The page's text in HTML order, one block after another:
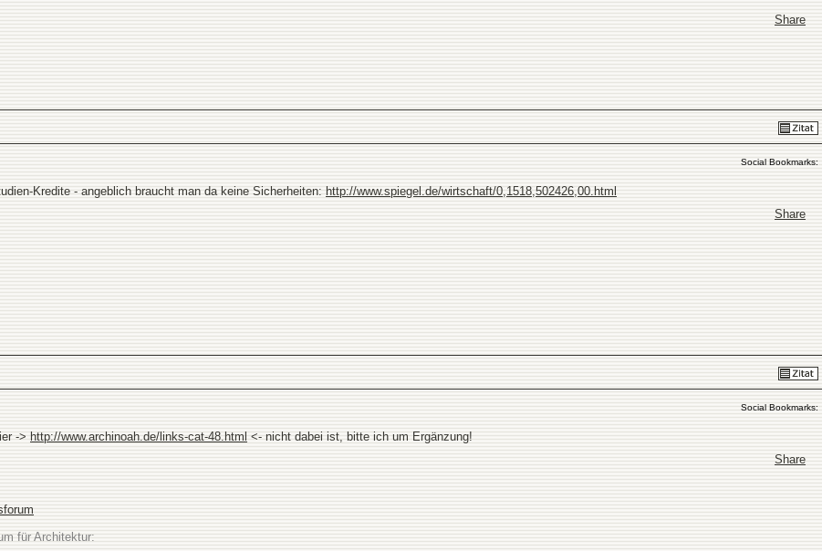
Share
Social Bookmarks:
Kredite - angeblich braucht man da keine Sicherheiten: http://www.spiegel.de/wirtschaft/0,1518,502426,00.html
Share
Social Bookmarks:
-> http://www.archinoah.de/links-cat-48.html <- nicht dabei ist, bitte ich um Ergänzung!
Share
für Architektur: